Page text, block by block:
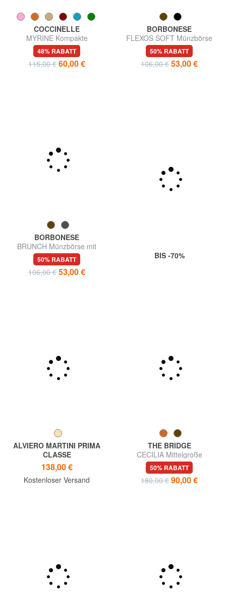
COCCINELLE
MYRINE Kompakte
Ledergeldbörse
48% RABATT
115,00 € 60,00 €
BORBONESE
FLEXOS SOFT Münzbörse
mit Karabiner
50% RABATT
106,00 € 53,00 €
BORBONESE
BRUNCH Münzbörse mit
Karabiner
50% RABATT
106,00 € 53,00 €
BIS -70%
ALVIERO MARTINI PRIMA
CLASSE
Geldbörse GEO CLASSIC, mit
Logoplakette
138,00 €
Kostenloser Versand
THE BRIDGE
CECILIA Mittelgroße
Lederbrieftasche mit
umlaufendem Reißverschluss
50% RABATT
180,00 € 90,00 €